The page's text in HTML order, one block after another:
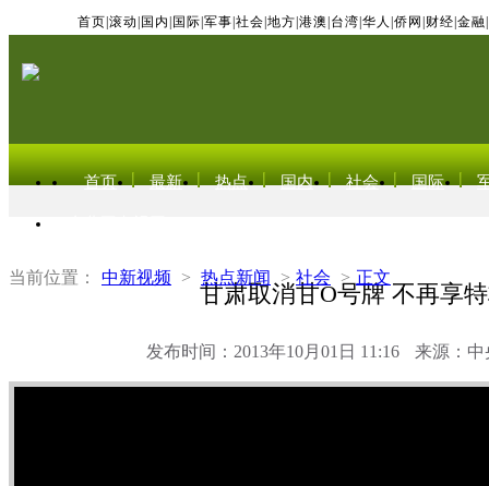
首页 滚动 国内 国际 军事 社会 地方 港澳 台湾 华人 侨网 财经 金融
首页 最新 热点 国内 社会 国际
当前位置： 中新视频 > 热点新闻 > 社会 > 正文
甘肃取消甘O号牌 不再享
发布时间：2013年10月01日 11:16 来源：中